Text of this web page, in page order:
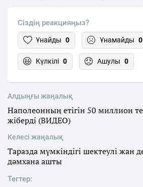
Сіздің реакцияңыз?
Ұнайды 0 Ұнамайды 0
Күлкілі 0 Ашулы 0
Алдыңғы жаңалық
Наполеонның етігін 50 миллион
жіберді (ВИДЕО)
Келесі жаңалық
Таразда мүмкіндігі шектеулі жан
дәмхана ашты
Тегтер: